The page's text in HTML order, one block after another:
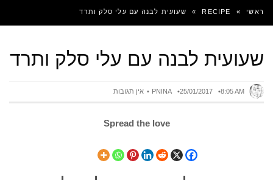
ראשי »
RECIPE
» שעועית לבנה עם עלי סלק ותרד
שעועית לבנה עם עלי סלק ותרד
PNINA 25/01/2017 8:05 AM אין תגובות
Spread the love